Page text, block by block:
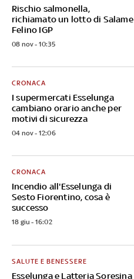
Rischio salmonella,
richiamato un lotto di Salame
Felino IGP
08 nov - 10:35
I supermercati Esselunga
cambiano orario anche per
motivi di sicurezza
CRONACA
04 nov - 12:06
Incendio all'Esselunga di
Sesto Fiorentino, cosa è
successo
CRONACA
18 giu - 16:02
Esselunga e Latteria Soresina
SALUTE E BENESSERE